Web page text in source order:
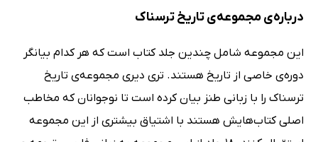
درباره‌ی مجموعه‌ی تاریخ ترسناک
این مجموعه شامل چندین جلد کتاب است که هر کدام بیانگر
دوره‌ی خاصی از تاریخ هستند. تری دیری مجموعه‌ی تاریخ
ترسناک را با زبانی طنز بیان کرده است تا نوجوانان که مخاطب
اصلی کتاب‌هایش هستند با اشتیاق بیشتری از این مجموعه